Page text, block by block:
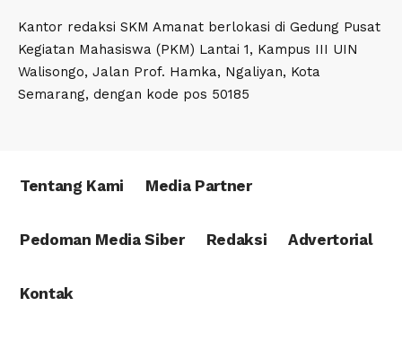
Kantor redaksi SKM Amanat berlokasi di Gedung Pusat
Kegiatan Mahasiswa (PKM) Lantai 1, Kampus III UIN
Walisongo, Jalan Prof. Hamka, Ngaliyan, Kota
Semarang, dengan kode pos 50185
Tentang Kami Media Partner
Pedoman Media Siber Redaksi Advertorial
Kontak